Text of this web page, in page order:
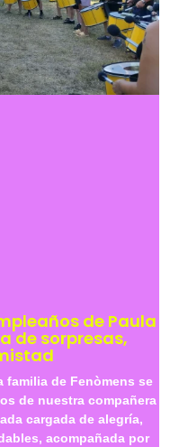
de Paula
de sorpresas,
familia de Fenòmens se
de nuestra compañera
cargada de alegría,
acompañada por